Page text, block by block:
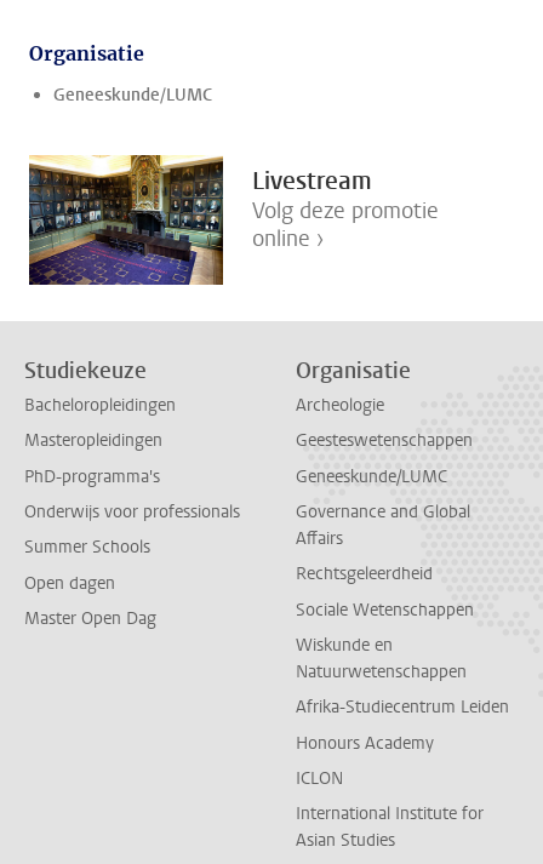
Organisatie
Geneeskunde/LUMC
Livestream
Volg deze promotie
online ›
Studiekeuze
Bacheloropleidingen
Masteropleidingen
PhD-programma's
Onderwijs voor professionals
Summer Schools
Open dagen
Master Open Dag
Organisatie
Archeologie
Geesteswetenschappen
Geneeskunde/LUMC
Governance and Global
Affairs
Rechtsgeleerdheid
Sociale Wetenschappen
Wiskunde en
Natuurwetenschappen
Afrika-Studiecentrum Leiden
Honours Academy
ICLON
International Institute for
Asian Studies